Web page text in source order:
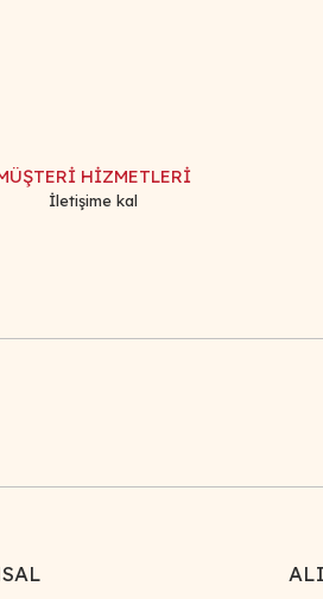
HİZMETLERİ
İletişime kal